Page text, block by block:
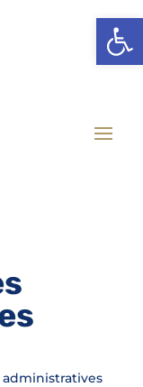
Ouvrir
administratives